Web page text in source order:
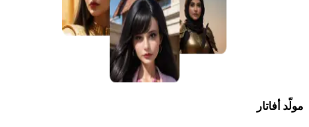
مولّد أفاتار